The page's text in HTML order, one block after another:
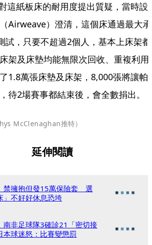
這紙板床的耐用度提出質疑，當時設
Airweave）澄清，這個床通過最大承
試，只要不超過2個人，基本上床架都
架及床墊均能無限次回收、重複利用
1.8萬張床墊及床架，8,000張將讓帕
待2場賽事都結束後，會全數捐出。
McClenaghan推特）
延伸閱讀
禁擁抱但發15萬保險套 選
」不好好休息恐垮
南非足球隊3確診21「密切接
球迷怒：比賽變懲罰